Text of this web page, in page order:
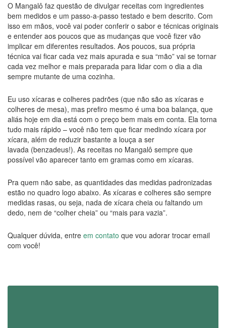
O Mangalô faz questão de divulgar receitas com ingredientes
bem medidos e um passo-a-passo testado e bem descrito. Com
isso em mãos, você vai poder conferir o sabor e técnicas originais
e entender aos poucos que as mudanças que você fizer vão
implicar em diferentes resultados. Aos poucos, sua própria
técnica vai ficar cada vez mais apurada e sua “mão” vai se tornar
cada vez melhor e mais preparada para lidar com o dia a dia
sempre mutante de uma cozinha.
Eu uso xícaras e colheres padrões (que não são as xícaras e
colheres de mesa), mas prefiro mesmo é uma boa balança, que
aliás hoje em dia está com o preço bem mais em conta. Ela torna
tudo mais rápido – você não tem que ficar medindo xícara por
xícara, além de reduzir bastante a louça a ser
lavada (benzadeus!). As receitas no Mangalô sempre que
possível vão aparecer tanto em gramas como em xícaras.
Pra quem não sabe, as quantidades das medidas padronizadas
estão no quadro logo abaixo. As xícaras e colheres são sempre
medidas rasas, ou seja, nada de xícara cheia ou faltando um
dedo, nem de “colher cheia” ou “mais para vazia”.
Qualquer dúvida, entre em contato que vou adorar trocar email
com você!